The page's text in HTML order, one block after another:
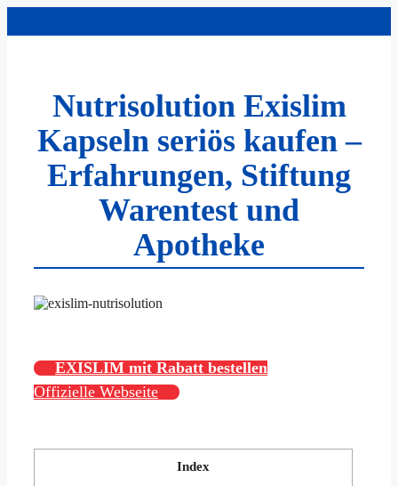
Nutrisolution Exislim
Kapseln seriös kaufen –
Erfahrungen, Stiftung
Warentest und
Apotheke
EXISLIM mit Rabatt bestellen
Offizielle Webseite
Index